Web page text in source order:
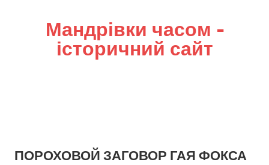
Мандрівки часом –
історичний сайт
ПОРОХОВОЙ ЗАГОВОР ГАЯ ФОКСА